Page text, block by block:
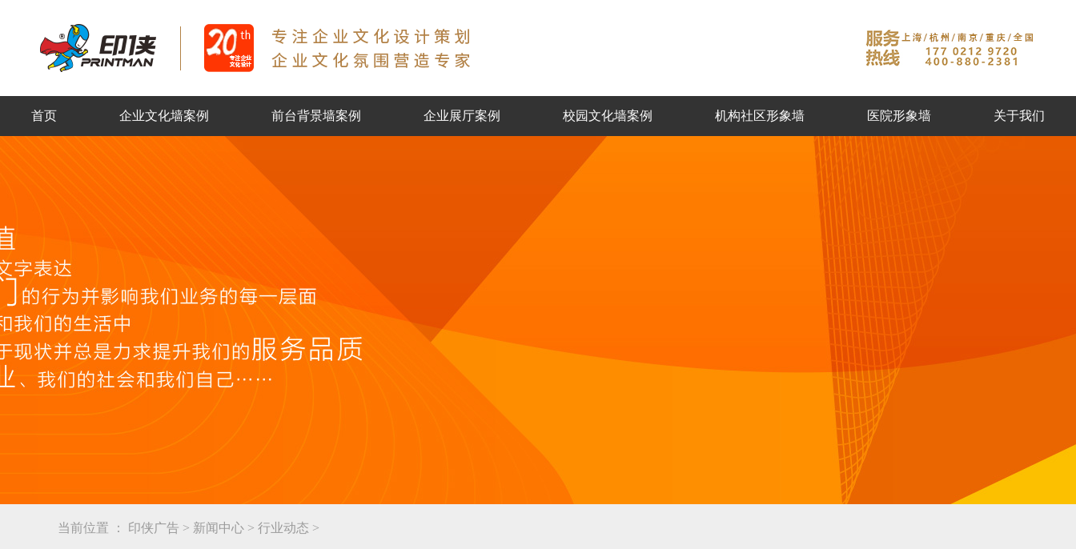
首页 企业文化墙案例 前台背景墙案例 企业展厅案例 校园文化墙案例 机构社区形象墙 医院形象墙 关于我们
当前位置 ： 印侠广告 > 新闻中心 > 行业动态 >